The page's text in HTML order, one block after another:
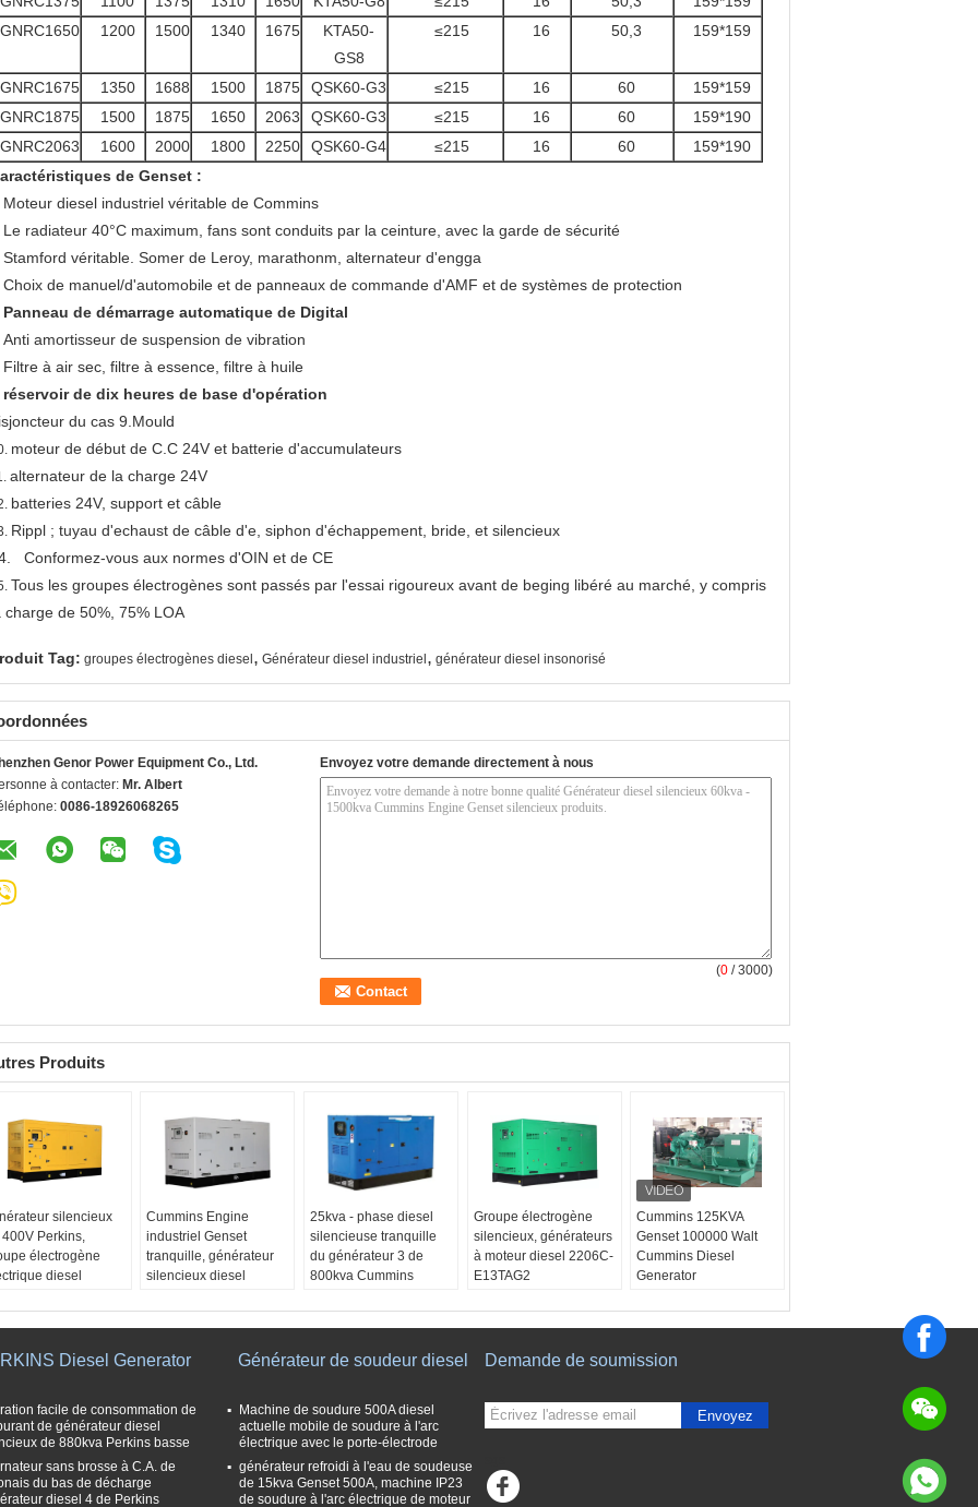
GNRC1650
1200 1500 1340 1675
KTA50-
GS8
≤215 16 50,3 159*159
GNRC1675 1350 1688 1500 1875 QSK60-G3 ≤215 16 60
159*159
GNRC1875
1500 1875 1650 2063 QSK60-G3 ≤215 16 60
159*190
GNRC2063
1600 2000 1800 2250 QSK60-G4 ≤215 16 60
159*190
de Genset :
Moteur diesel industriel véritable de Commins
Le radiateur 40°C maximum, fans sont conduits par la ceinture, avec la garde de sécurité
Stamford véritable. Somer de Leroy, marathonm, alternateur d'engga
Choix de manuel/d'automobile et de panneaux de commande d'AMF et de systèmes de protection
Panneau de démarrage automatique de Digital
Anti amortisseur de suspension de vibration
Filtre à air sec, filtre à essence, filtre à huile
réservoir de dix heures de base d'opération
du cas 9.Mould
moteur de début de C.C 24V et batterie d'accumulateurs
alternateur de la charge 24V
batteries 24V, support et câble
Rippl ; tuyau d'echaust de câble d'e, siphon d'échappement, bride, et silencieux
Conformez-vous aux normes d'OIN et de CE
Tous les groupes électrogènes sont passés par l'essai rigoureux avant de beging libéré au marché, y compris
charge de 50%, 75% LOA
Tag: groupes électrogènes diesel , Générateur diesel industriel , générateur diesel insonorisé
Genor Power Equipment Co., Ltd.
à contacter: Mr. Albert
0086-18926068265
Envoyez votre demande directement à nous
(0 / 3000)
Produits
silencieux
Perkins,
électrogène
diesel
Cummins Engine
industriel Genset
tranquille, générateur
silencieux diesel
25kva - phase diesel
silencieuse tranquille
du générateur 3 de
800kva Cummins
Groupe électrogène
silencieux, générateurs
à moteur diesel 2206C-
E13TAG2
Cummins 125KVA
Genset 100000 Walt
Cummins Diesel
Generator
Diesel Generator
facile de consommation de
de générateur diesel
de 880kva Perkins basse
sans brosse à C.A. de
du bas de décharge
diesel 4 de Perkins
Générateur de soudeur diesel
Machine de soudure 500A diesel
actuelle mobile de soudure à l'arc
électrique avec le porte-électrode
générateur refroidi à l'eau de soudeuse
de 15kva Genset 500A, machine IP23
de soudure à l'arc électrique de moteur
Demande de soumission
Envoyez